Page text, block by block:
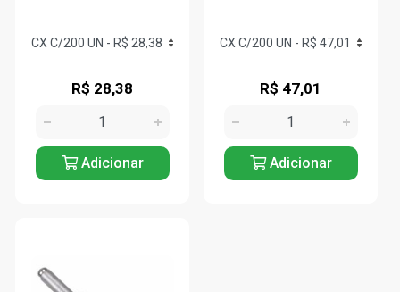
R$ 28,38
Adicionar
R$ 47,01
Adicionar